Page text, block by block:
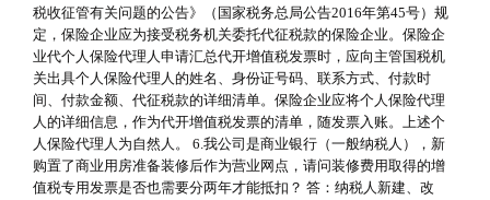
税收征管有关问题的公告》（国家税务总局公告2016年第45号）规
定，保险企业应为接受税务机关委托代征税款的保险企业。保险企
业代个人保险代理人申请汇总代开增值税发票时，应向主管国税机
关出具个人保险代理人的姓名、身份证号码、联系方式、付款时
间、付款金额、代征税款的详细清单。保险企业应将个人保险代理
人的详细信息，作为代开增值税发票的清单，随发票入账。上述个
人保险代理人为自然人。 6.我公司是商业银行（一般纳税人），新
购置了商业用房准备装修后作为营业网点，请问装修费用取得的增
值税专用发票是否也需要分两年才能抵扣？ 答：纳税人新建、改